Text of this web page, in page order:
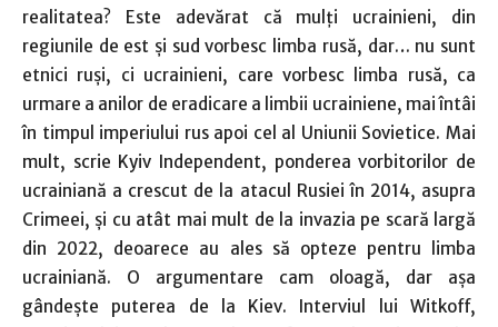
realitatea? Este adevărat că mulţi ucrainieni, din
regiunile de est şi sud vorbesc limba rusă, dar… nu sunt
etnici ruşi, ci ucrainieni, care vorbesc limba rusă, ca
urmare a anilor de eradicare a limbii ucrainiene, mai întâi
în timpul imperiului rus apoi cel al Uniunii Sovietice. Mai
mult, scrie Kyiv Independent, ponderea vorbitorilor de
ucrainiană a crescut de la atacul Rusiei în 2014, asupra
Crimeei, şi cu atât mai mult de la invazia pe scară largă
din 2022, deoarece au ales să opteze pentru limba
ucrainiană. O argumentare cam oloagă, dar aşa
gândeşte puterea de la Kiev. Interviul lui Witkoff,